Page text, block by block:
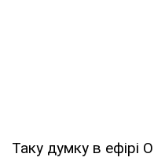
Таку думку в ефірі